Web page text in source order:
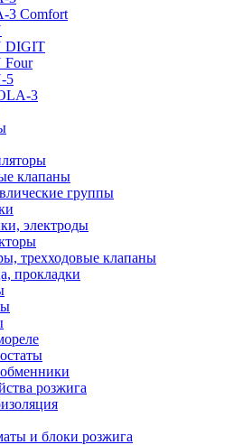
3 Comfort
DIGIT
Four
5
3
клапаны
группы
электроды
трехходовые клапаны
прокладки
розжига
и блоки розжига